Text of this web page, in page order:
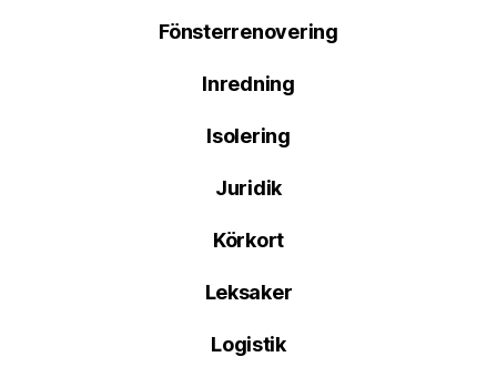
Fönsterrenovering
Inredning
Isolering
Juridik
Körkort
Leksaker
Logistik